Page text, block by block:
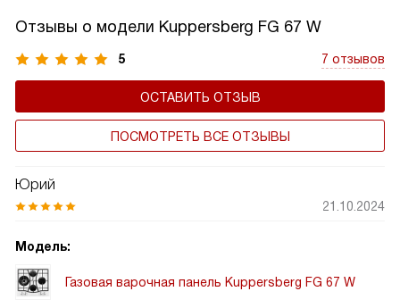
Отзывы о модели Kuppersberg FG 67 W
5 7 отзывов
ОСТАВИТЬ ОТЗЫВ
ПОСМОТРЕТЬ ВСЕ ОТЗЫВЫ
Юрий
21.10.2024
Модель:
Газовая варочная панель Kuppersberg FG 67 W